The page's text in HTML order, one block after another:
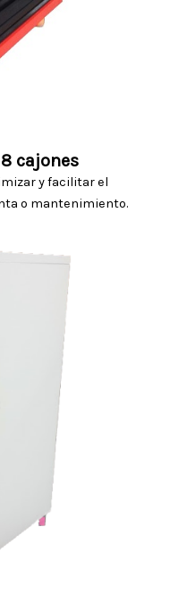
cajones
y facilitar el
o mantenimiento.